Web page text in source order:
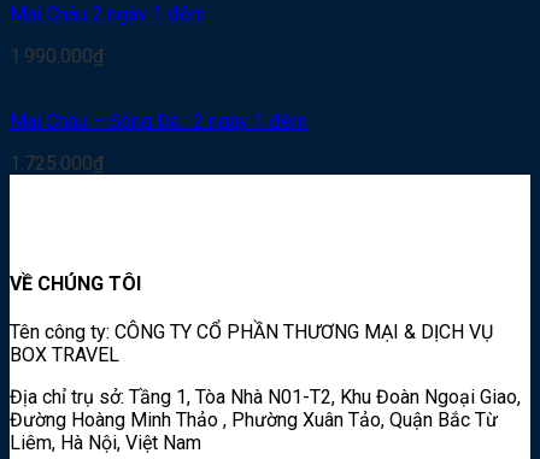
Mai Châu 2 ngày 1 đêm
1.990.000₫
Mai Châu – Sông Đà : 2 ngày 1 đêm
1.725.000₫
VỀ CHÚNG TÔI
Tên công ty: CÔNG TY CỔ PHẦN THƯƠNG MẠI & DỊCH VỤ
BOX TRAVEL
Địa chỉ trụ sở: Tầng 1, Tòa Nhà N01-T2, Khu Đoàn Ngoại Giao,
Đường Hoàng Minh Thảo , Phường Xuân Tảo, Quận Bắc Từ
Liêm, Hà Nội, Việt Nam